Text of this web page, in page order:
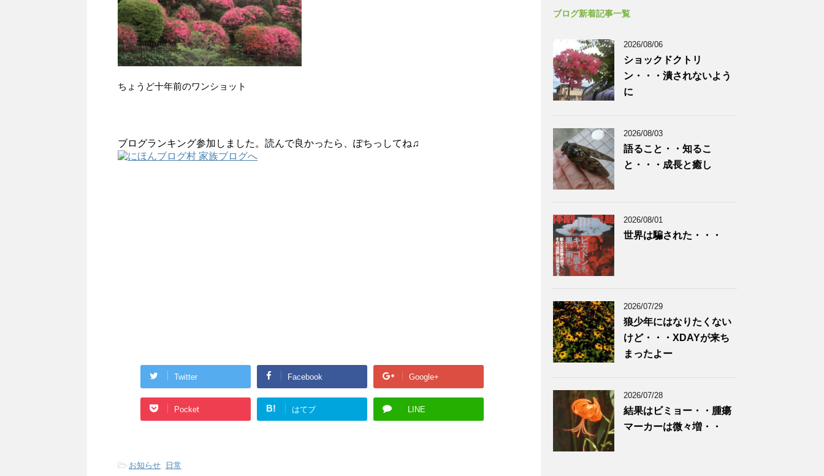
ちょうど十年前のワンショット
ブログランキング参加しました。読んで良かったら、ぽちっしてね♫
Twitter Facebook Google+
Pocket B! はてブ LINE
-お知らせ, 日常
ブログ新着記事一覧
2026/08/06
ショックドクトリ
ン・・・潰されないよう
に
2026/08/03
語ること・・知るこ
と・・・成長と癒し
2026/08/01
世界は騙された・・・
2026/07/29
狼少年にはなりたくない
けど・・・XDAYが来ち
まったよー
2026/07/28
結果はビミョー・・腫瘍
マーカーは微々増・・